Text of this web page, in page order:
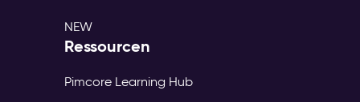
NEW
Ressourcen
Pimcore Learning Hub